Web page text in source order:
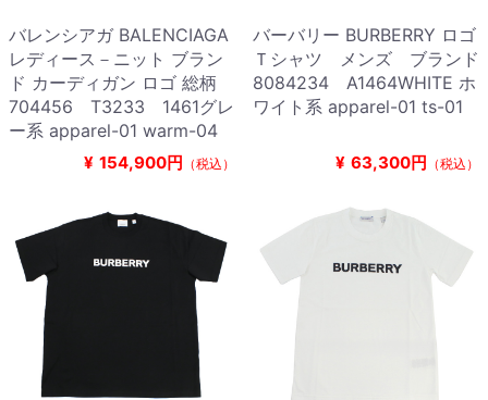
バレンシアガ BALENCIAGA
レディース－ニット ブラン
ド カーディガン ロゴ 総柄
704456 T3233 1461グレ
ー系 apparel-01 warm-04
¥ 154,900円 （税込）
バーバリー BURBERRY ロゴ
Ｔシャツ メンズ ブランド
8084234 A1464WHITE ホ
ワイト系 apparel-01 ts-01
¥ 63,300円 （税込）